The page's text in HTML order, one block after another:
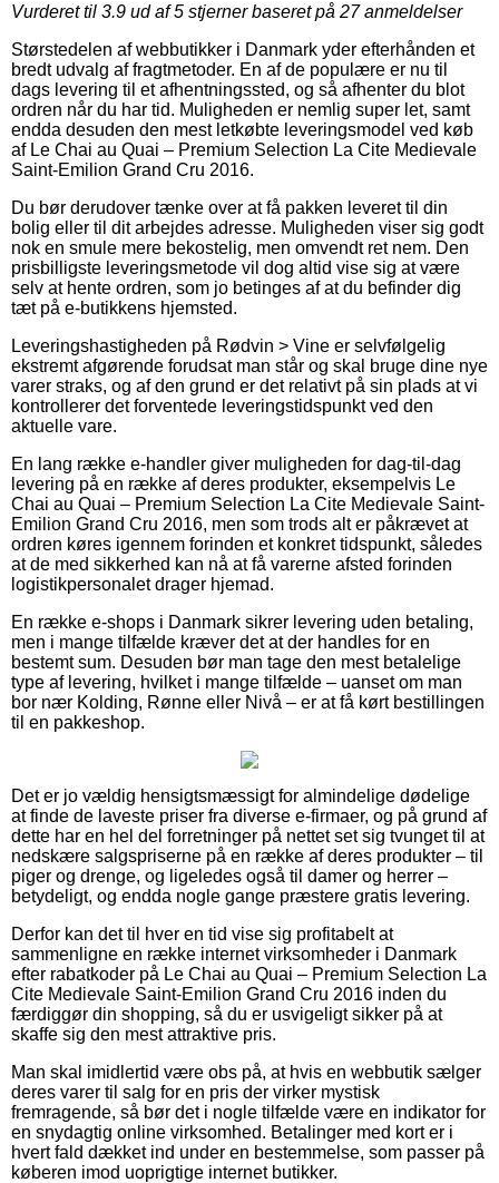
Vurderet til 3.9 ud af 5 stjerner baseret på 27anmeldelser
Størstedelen af webbutikker i Danmark yder efterhånden et
bredt udvalg af fragtmetoder. En af de populære er nu til
dags levering til et afhentningssted, og så afhenter du blot
ordren når du har tid. Muligheden er nemlig super let, samt
endda desuden den mest letkøbte leveringsmodel ved køb
af Le Chai au Quai – Premium Selection La Cite Medievale
Saint-Emilion Grand Cru 2016.
Du bør derudover tænke over at få pakken leveret til din
bolig eller til dit arbejdes adresse. Muligheden viser sig godt
nok en smule mere bekostelig, men omvendt ret nem. Den
prisbilligste leveringsmetode vil dog altid vise sig at være
selv at hente ordren, som jo betinges af at du befinder dig
tæt på e-butikkens hjemsted.
Leveringshastigheden på Rødvin > Vine er selvfølgelig
ekstremt afgørende forudsat man står og skal bruge dine nye
varer straks, og af den grund er det relativt på sin plads at vi
kontrollerer det forventede leveringstidspunkt ved den
aktuelle vare.
En lang række e-handler giver muligheden for dag-til-dag
levering på en række af deres produkter, eksempelvis Le
Chai au Quai – Premium Selection La Cite Medievale Saint-
Emilion Grand Cru 2016, men som trods alt er påkrævet at
ordren køres igennem forinden et konkret tidspunkt, således
at de med sikkerhed kan nå at få varerne afsted forinden
logistikpersonalet drager hjemad.
En række e-shops i Danmark sikrer levering uden betaling,
men i mange tilfælde kræver det at der handles for en
bestemt sum. Desuden bør man tage den mest betalelige
type af levering, hvilket i mange tilfælde – uanset om man
bor nær Kolding, Rønne eller Nivå – er at få kørt bestillingen
til en pakkeshop.
Det er jo vældig hensigtsmæssigt for almindelige dødelige
at finde de laveste priser fra diverse e-firmaer, og på grund af
dette har en hel del forretninger på nettet set sig tvunget til at
nedskære salgspriserne på en række af deres produkter – til
piger og drenge, og ligeledes også til damer og herrer –
betydeligt, og endda nogle gange præstere gratis levering.
Derfor kan det til hver en tid vise sig profitabelt at
sammenligne en række internet virksomheder i Danmark
efter rabatkoder på Le Chai au Quai – Premium Selection La
Cite Medievale Saint-Emilion Grand Cru 2016 inden du
færdiggør din shopping, så du er usvigeligt sikker på at
skaffe sig den mest attraktive pris.
Man skal imidlertid være obs på, at hvis en webbutik sælger
deres varer til salg for en pris der virker mystisk
fremragende, så bør det i nogle tilfælde være en indikator for
en snydagtig online virksomhed. Betalinger med kort er i
hvert fald dækket ind under en bestemmelse, som passer på
køberen imod uoprigtige internet butikker.